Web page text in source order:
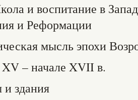
и воспитание в
и Реформации
мысль эпохи
– начале XVII в.
здания